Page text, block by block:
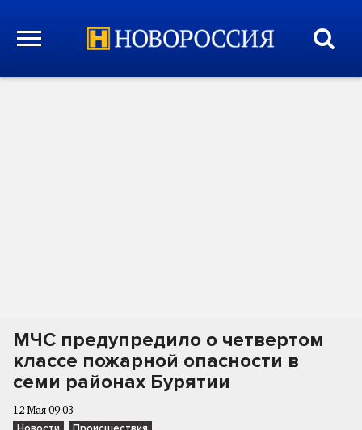
МЧС предупредило о четвертом
классе пожарной опасности в
семи районах Бурятии
12 Мая 09:03